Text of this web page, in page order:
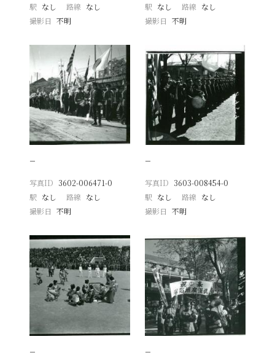
駅 なし 路線 なし
撮影日
不明
駅 なし 路線 なし
撮影日 不明
−
写真ID 3602-006471-0
駅 なし 路線 なし
撮影日
不明
−
写真ID 3603-008454-0
駅 なし 路線 なし
撮影日 不明
− −